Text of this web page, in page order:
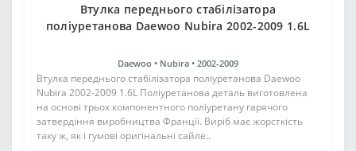
Втулка переднього стабілізатора
поліуретанова Daewoo Nubira 2002-2009 1.6L
Daewoo • Nubira • 2002-2009
Втулка переднього стабілізатора поліуретанова Daewoo
Nubira 2002-2009 1.6L Поліуретанова деталь виготовлена
на основі трьох компонентного поліуретану гарячого
затвердіння виробництва Франції. Виріб має жорсткість
таку ж, як і гумові оригінальні сайле..